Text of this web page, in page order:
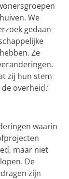
We
gedaan
Ze
zij hun stem
overheid.’
waarin
maar niet
De
zijn